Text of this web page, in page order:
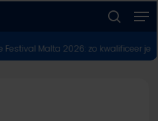
Malta 2026: zo kwalificeer je je online
Menu
sluiten